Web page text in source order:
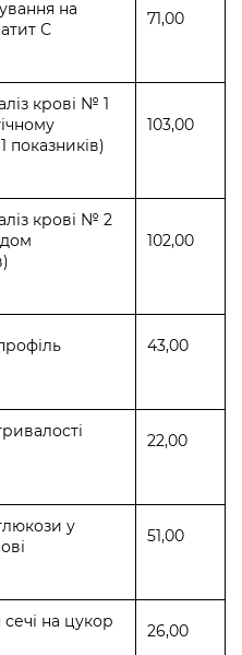
на
С
71,00
крові № 1
показників)
103,00
крові № 2
102,00
43,00
22,00
у
51,00
на цукор
26,00